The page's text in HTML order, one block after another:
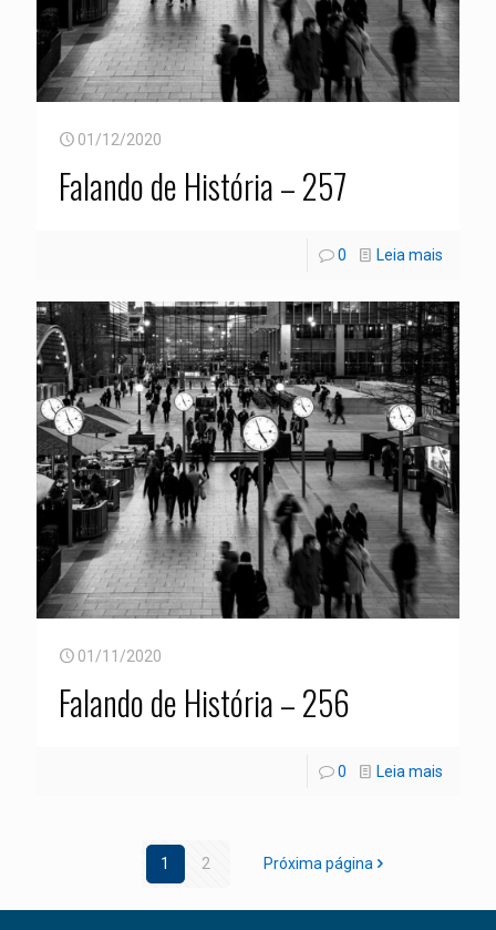
01/12/2020
Falando de História – 257
0 Leia mais
01/11/2020
Falando de História – 256
0 Leia mais
1 2 Próxima página